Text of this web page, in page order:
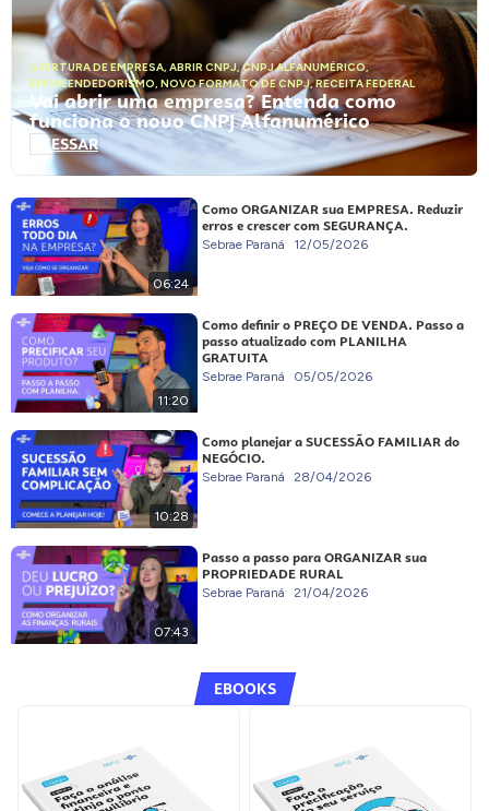
ABERTURA DE EMPRESA, ABRIR CNPJ,CNPJ ALFANUMÉRICO,
EMPREENDEDORISMO, NOVO FORMATO DE CNPJ,RECEITA FEDERAL
Vai abrir uma empresa? Entenda como
funciona o novo CNPJ Alfanumérico
ACESSAR
06:24
Como ORGANIZAR sua EMPRESA. Reduzir
erros e crescer com SEGURANÇA.
Sebrae Paraná 12/05/2026
11:20
Como definir o PREÇO DE VENDA. Passo a
passo atualizado com PLANILHA
GRATUITA
Sebrae Paraná 05/05/2026
10:28
Como planejar a SUCESSÃO FAMILIAR do
NEGÓCIO.
Sebrae Paraná 28/04/2026
07:43
Passo a passo para ORGANIZAR sua
PROPRIEDADE RURAL
Sebrae Paraná 21/04/2026
EBOOKS